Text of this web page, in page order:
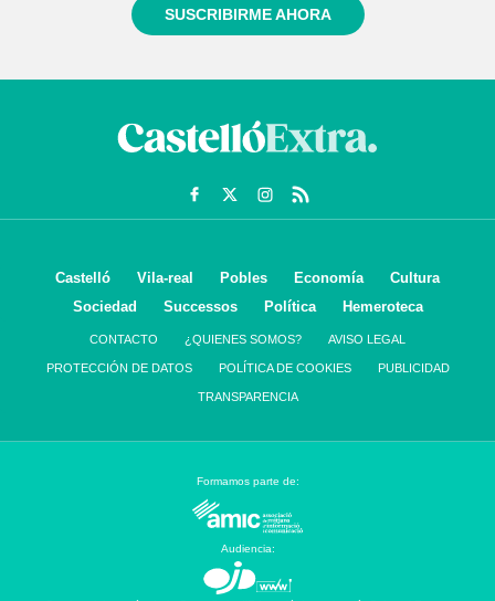
SUSCRIBIRME AHORA
Castelló Vila-real Pobles Economía
Cultura
Sociedad
Successos Política Hemeroteca
CONTACTO ¿QUIENES SOMOS? AVISO LEGAL
PROTECCIÓN DE DATOS POLÍTICA DE COOKIES PUBLICIDAD
TRANSPARENCIA
Formamos parte de:
Audiencia: